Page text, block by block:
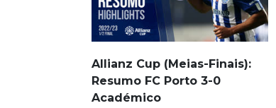
Allianz Cup (Meias-Finais):
Resumo FC Porto 3-0
Académico